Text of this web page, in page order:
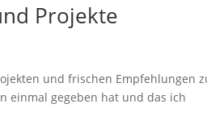
Projekte
und frischen Empfehlungen
einmal gegeben hat und das ich